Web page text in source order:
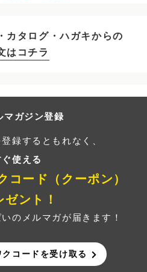
カタログ・ハガキからの
はコチラ
マガジン登録
録するともれなく、
使える
コード（クーポン）
ゼント！
のメルマガが届きます！
コードを受け取る